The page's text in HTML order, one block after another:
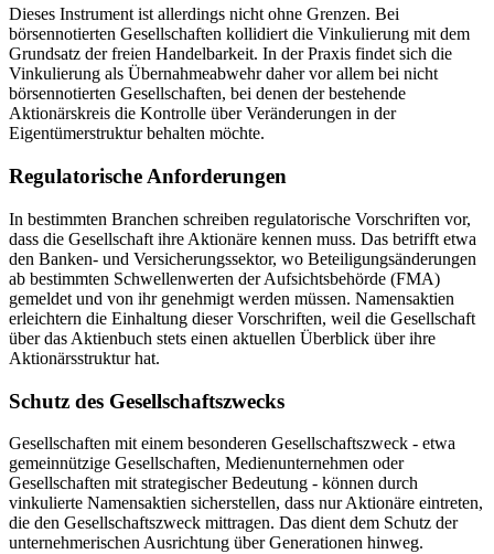
Dieses Instrument ist allerdings nicht ohne Grenzen. Bei
börsennotierten Gesellschaften kollidiert die Vinkulierung mit dem
Grundsatz der freien Handelbarkeit. In der Praxis findet sich die
Vinkulierung als Übernahmeabwehr daher vor allem bei nicht
börsennotierten Gesellschaften, bei denen der bestehende
Aktionärskreis die Kontrolle über Veränderungen in der
Eigentümerstruktur behalten möchte.
Regulatorische Anforderungen
In bestimmten Branchen schreiben regulatorische Vorschriften vor,
dass die Gesellschaft ihre Aktionäre kennen muss. Das betrifft etwa
den Banken- und Versicherungssektor, wo Beteiligungsänderungen
ab bestimmten Schwellenwerten der Aufsichtsbehörde (FMA)
gemeldet und von ihr genehmigt werden müssen. Namensaktien
erleichtern die Einhaltung dieser Vorschriften, weil die Gesellschaft
über das Aktienbuch stets einen aktuellen Überblick über ihre
Aktionärsstruktur hat.
Schutz des Gesellschaftszwecks
Gesellschaften mit einem besonderen Gesellschaftszweck - etwa
gemeinnützige Gesellschaften, Medienunternehmen oder
Gesellschaften mit strategischer Bedeutung - können durch
vinkulierte Namensaktien sicherstellen, dass nur Aktionäre eintreten,
die den Gesellschaftszweck mittragen. Das dient dem Schutz der
unternehmerischen Ausrichtung über Generationen hinweg.